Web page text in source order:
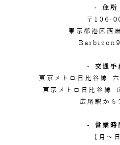
- 住所
〒106-
東京都港区西
- 交通手
東京メトロ日比谷線
東京メトロ日比谷線
広尾駅か
- 営業時
【月～